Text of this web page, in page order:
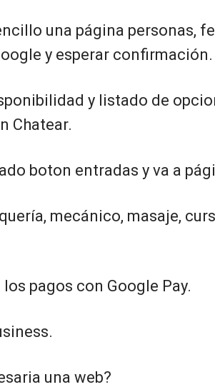
una página personas,
y esperar confirmación.
y listado de
Chatear.
boton entradas y va a
mecánico, masaje,
pagos con Google Pay.
una web?